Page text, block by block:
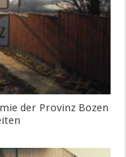
der Provinz Bozen